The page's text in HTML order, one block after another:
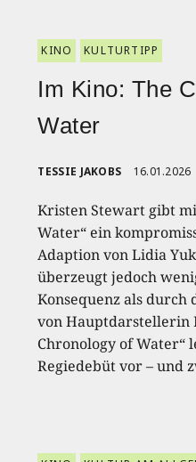
KINO KULTURTIPP
Im Kino: The
Water
TESSIE JAKOBS 16.01.2026
Kristen Stewart gibt
Water“ ein
Adaption von Lidia
überzeugt jedoch
Konsequenz als durch
von Hauptdarstellerin
Chronology of
Regiedebüt vor – und